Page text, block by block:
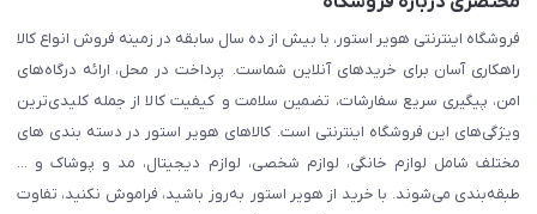
فروشگاه اینترنتی هویر استور، با بیش از ده سال سابقه در زمینه فروش انواع کالا
راهکاری آسان برای خریدهای آنلاین شماست. پرداخت در محل، ارائه درگاه‌های
امن، پیگیری سریع سفارشات، تضمین سلامت و کیفیت کالا از جمله کلیدی‌ترین
ویژگی‌های این فروشگاه اینترنتی است. کالاهای هویر استور در دسته بندی های
مختلف شامل لوازم خانگی، لوازم شخصی، لوازم دیجیتال، مد و پوشاک و ...
طبقه‌بندی می‌شوند. با خرید از هویر استور به‌روز باشید، فراموش نکنید، تفاوت